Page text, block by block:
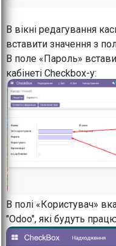
В вікні редагування
вставити значення з
В поле «Пароль»
кабінеті Checkbox-у:
В полі «Користувач»
"Odoo", які будуть